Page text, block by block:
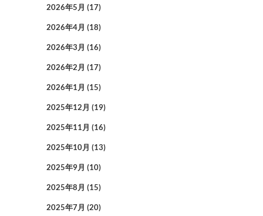
2026年5月 (17)
2026年4月 (18)
2026年3月 (16)
2026年2月 (17)
2026年1月 (15)
2025年12月 (19)
2025年11月 (16)
2025年10月 (13)
2025年9月 (10)
2025年8月 (15)
2025年7月 (20)